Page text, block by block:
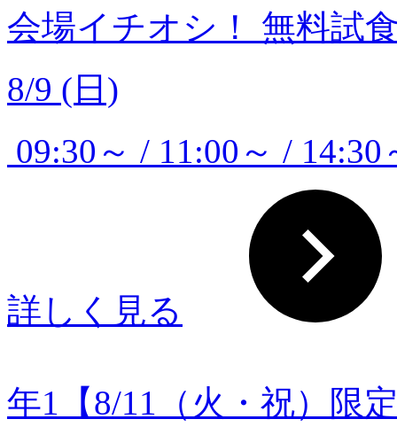
会場イチオシ！
無料試
8/9 (日)
09:30～ / 11:00～ /
詳しく見る
年1【8/11（火・祝）限